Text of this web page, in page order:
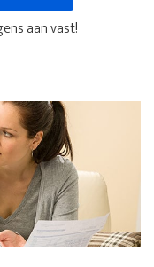
aan vast!